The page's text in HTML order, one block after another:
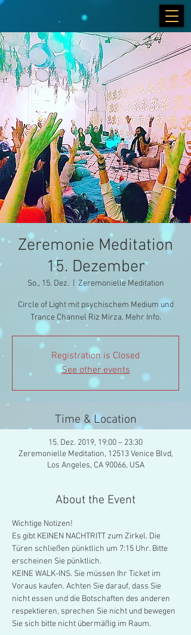
Zeremonie Meditation
15. Dezember
So., 15. Dez. Zeremonielle Meditation
Circle of Light mit psychischem Medium und
Trance Channel Riz Mirza. Mehr Info.
Registration is Closed
See other events
Time & Location
15. Dez. 2019, 19:00 – 23:30
Zeremonielle Meditation, 12513 Venice Blvd,
Los Angeles, CA 90066, USA
About the Event
Wichtige Notizen!
Es gibt KEINEN NACHTRITT zum Zirkel. Die
Türen schließen pünktlich um 7:15 Uhr. Bitte
erscheinen Sie pünktlich.
KEINE WALK-INS. Sie müssen Ihr Ticket im
Voraus kaufen. Achten Sie darauf, dass Sie
nicht essen und die Botschaften des anderen
respektieren, sprechen Sie nicht und bewegen
Sie sich bitte nicht übermäßig im Raum.